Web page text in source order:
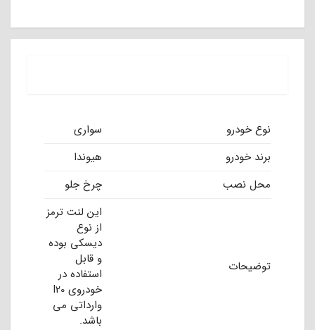
نوع خودرو
سواری
برند خودرو
هیوندا
محل نصب
چرخ جلو
توضیحات
این لنت ترمز
از نوع
دیسکی بوده
و قابل
استفاده در
خودروی I20
وارداتی می
باشد.